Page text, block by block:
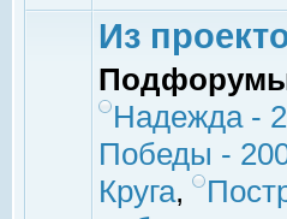
Из
Надежда -
Победы -
Круга,